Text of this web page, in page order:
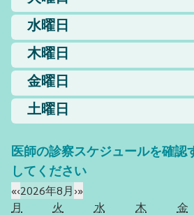
水曜日
木曜日
金曜日
土曜日
医師の診察スケジュールを確認
してください
«‹2026年8月›»
月
火 水 木 金